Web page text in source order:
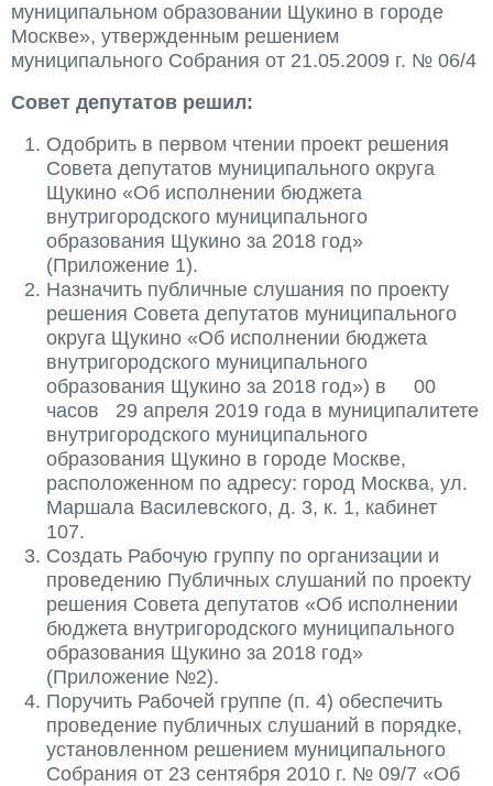
муниципальном образовании Щукино в городе
Москве», утвержденным решением
муниципального Собрания от 21.05.2009 г. № 06/4
Совет депутатов решил:
Одобрить в первом чтении проект решения
Совета депутатов муниципального округа
Щукино «Об исполнении бюджета
внутригородского муниципального
образования Щукино за 2018 год»
(Приложение 1).
Назначить публичные слушания по проекту
решения Совета депутатов муниципального
округа Щукино «Об исполнении бюджета
внутригородского муниципального
образования Щукино за 2018 год») в 00
часов 29 апреля 2019 года в муниципалитете
внутригородского муниципального
образования Щукино в городе Москве,
расположенном по адресу: город Москва, ул.
Маршала Василевского, д. 3, к. 1, кабинет
107.
Создать Рабочую группу по организации и
проведению Публичных слушаний по проекту
решения Совета депутатов «Об исполнении
бюджета внутригородского муниципального
образования Щукино за 2018 год»
(Приложение №2).
Поручить Рабочей группе (п. 4) обеспечить
проведение публичных слушаний в порядке,
установленном решением муниципального
Собрания от 23 сентября 2010 г. № 09/7 «Об